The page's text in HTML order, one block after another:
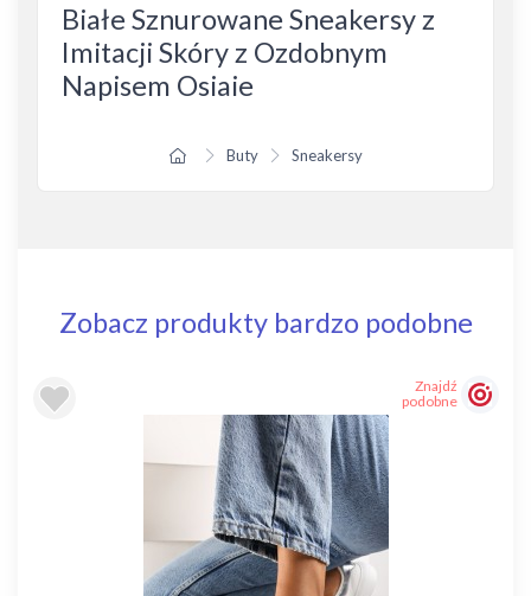
Białe Sznurowane Sneakersy z
Imitacji Skóry z Ozdobnym
Napisem Osiaie
Buty Sneakersy
Zobacz produkty bardzo podobne
Znajdź
podobne